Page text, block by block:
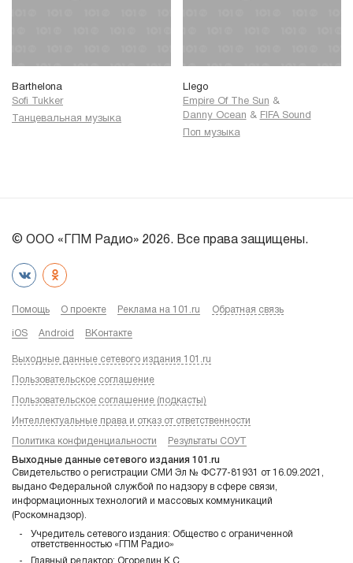
Barthelona
Sofi Tukker
Танцевальная музыка
Llego
Empire Of The Sun &
Danny Ocean & FIFA Sound
Поп музыка
© ООО «ГПМ Радио» 2026. Все права защищены.
Помощь О проекте Реклама на 101.ru Обратная связь
iOS Android ВКонтакте
Выходные данные сетевого издания 101.ru
Пользовательское соглашение
Пользовательское соглашение (подкасты)
Интеллектуальные права и отказ от ответственности
Политика конфиденциальности Результаты СОУТ
Выходные данные сетевого издания 101.ru
Свидетельство о регистрации СМИ Эл № ФС77-81931 от 16.09.2021,
выдано Федеральной службой по надзору в сфере связи,
информационных технологий и массовых коммуникаций
(Роскомнадзор).
Учредитель сетевого издания: Общество с ограниченной
ответственностью «ГПМ Радио»
Главный редактор: Огорелин К.С.